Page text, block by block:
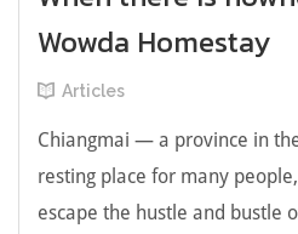
Wowda Homestay
Articles
Chiangmai — a province in
resting place for many
escape the hustle and bustle